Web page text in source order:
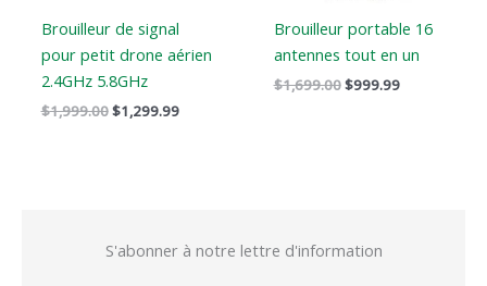
Brouilleur de signal
pour petit drone aérien
2.4GHz 5.8GHz
$1,999.00$1,299.99
Brouilleur portable 16
antennes tout en un
$1,699.00$999.99
S'abonner à notre lettre d'information